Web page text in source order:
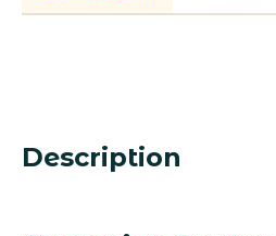
Description